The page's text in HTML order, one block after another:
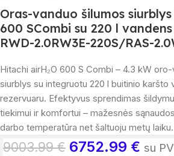
Oras-vanduo šilumos
600 SCombi su 220 l
RWD-2.0RW3E-220S/RAS-
Hitachi airH₂O 600 S Combi – 4.3 kW
siurblys su integruotu 220 l buitinio karšto
rezervuaru. Efektyvus sprendimas
tiekimui ir komfortui – mažesnės
darbo temperatūra net šaltuoju metų laiku.
9003.99€ 6752.99 € su